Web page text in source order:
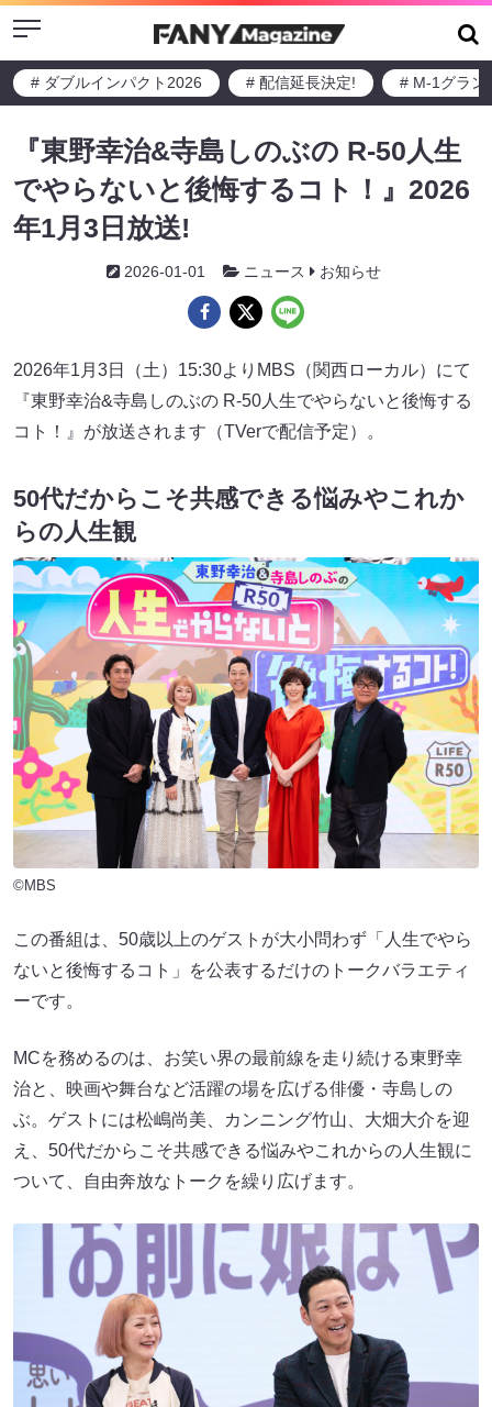
Menu
# ダブルインパクト2026 # 配信延長決定! # M-1グラン
『東野幸治&寺島しのぶの R-50人生
でやらないと後悔するコト！』2026
年1月3日放送!
2026-01-01 ニュース お知らせ
2026年1月3日（土）15:30よりMBS（関西ローカル）にて
『東野幸治&寺島しのぶの R-50人生でやらないと後悔する
コト！』が放送されます（TVerで配信予定）。
50代だからこそ共感できる悩みやこれか
らの人生観
©MBS
この番組は、50歳以上のゲストが大小問わず「人生でやら
ないと後悔するコト」を公表するだけのトークバラエティ
ーです。
MCを務めるのは、お笑い界の最前線を走り続ける東野幸
治と、映画や舞台など活躍の場を広げる俳優・寺島しの
ぶ。ゲストには松嶋尚美、カンニング竹山、大畑大介を迎
え、50代だからこそ共感できる悩みやこれからの人生観に
ついて、自由奔放なトークを繰り広げます。